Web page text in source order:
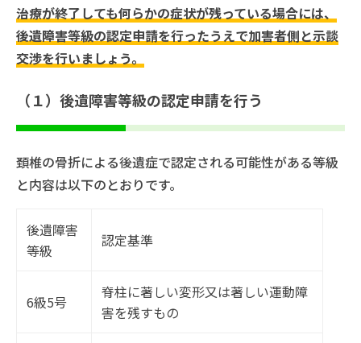
治療が終了しても何らかの症状が残っている場合には、
後遺障害等級の認定申請を行ったうえで加害者側と示談
交渉を行いましょう。
（１）後遺障害等級の認定申請を行う
頚椎の骨折による後遺症で認定される可能性がある等級
と内容は以下のとおりです。
後遺障害
等級
認定基準
6級5号
脊柱に著しい変形又は著しい運動障
害を残すもの